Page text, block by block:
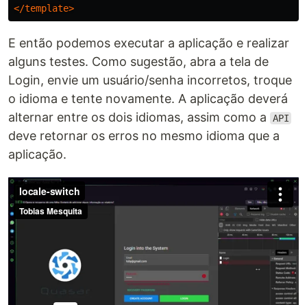
</template>
E então podemos executar a aplicação e realizar
alguns testes. Como sugestão, abra a tela de
Login, envie um usuário/senha incorretos, troque
o idioma e tente novamente. A aplicação deverá
alternar entre os dois idiomas, assim como a
API
deve retornar os erros no mesmo idioma que a
aplicação.